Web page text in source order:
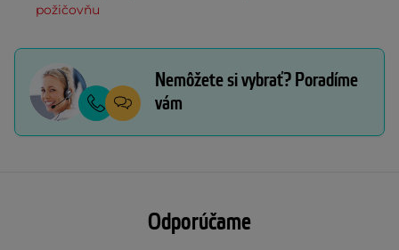
požičovňu
Nemôžete si vybrať? Poradíme
vám
Odporúčame